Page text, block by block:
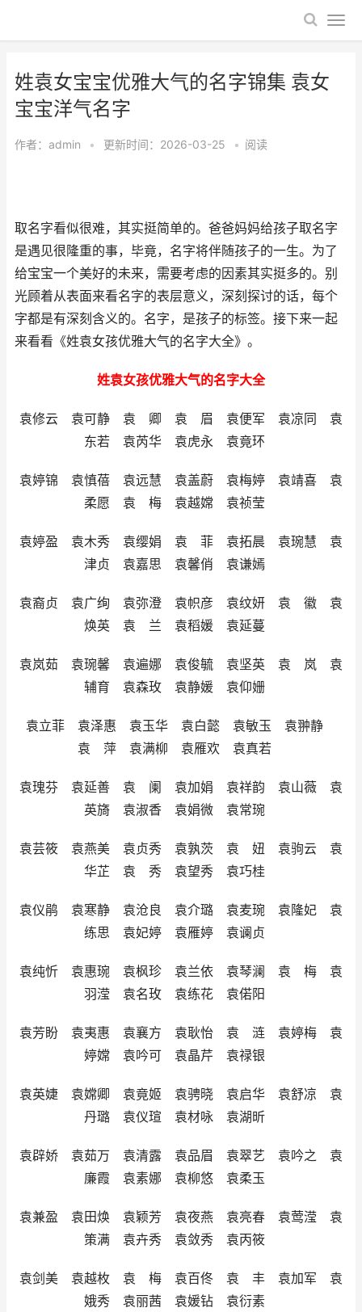
姓袁女宝宝优雅大气的名字锦集 袁女
宝宝洋气名字
作者： admin • 更新时间：2026-03-25 • 阅读
取名字看似很难，其实挺简单的。爸爸妈妈给孩子取名字
是遇见很隆重的事，毕竟，名字将伴随孩子的一生。为了
给宝宝一个美好的未来，需要考虑的因素其实挺多的。别
光顾着从表面来看名字的表层意义，深刻探讨的话，每个
字都是有深刻含义的。名字，是孩子的标签。接下来一起
来看看《姓袁女孩优雅大气的名字大全》。
姓袁女孩优雅大气的名字大全
袁修云 袁可静 袁 卿 袁 眉 袁便军 袁凉同 袁
东若 袁芮华 袁虎永 袁竟环
袁婷锦 袁慎蓓 袁远慧 袁盖蔚 袁梅婷 袁靖喜 袁
柔愿 袁 梅 袁越嫦 袁祯莹
袁婷盈 袁木秀 袁缨娟 袁 菲 袁拓晨 袁琬慧 袁
津贞 袁嘉思 袁馨俏 袁谦嫣
袁裔贞 袁广绚 袁弥澄 袁帜彦 袁纹妍 袁 徽 袁
焕英 袁 兰 袁稻媛 袁延蔓
袁岚茹 袁琬馨 袁遍娜 袁俊毓 袁坚英 袁 岚 袁
辅育 袁森玫 袁静媛 袁仰姗
袁立菲 袁泽惠 袁玉华 袁白懿 袁敏玉 袁翀静
袁 萍 袁满柳 袁雁欢 袁真若
袁瑰芬 袁延善 袁 阑 袁加娟 袁祥韵 袁山薇 袁
英旖 袁淑香 袁娟微 袁常琬
袁芸筱 袁燕美 袁贞秀 袁孰茨 袁 妞 袁驹云 袁
华芷 袁 秀 袁望秀 袁巧桂
袁仪鹃 袁寒静 袁沧良 袁介璐 袁麦琬 袁隆妃 袁
练思 袁妃婷 袁雁婷 袁谰贞
袁纯忻 袁惠琬 袁枫珍 袁兰依 袁琴澜 袁 梅 袁
羽滢 袁名玫 袁练花 袁偌阳
袁芳盼 袁夷惠 袁襄方 袁耿怡 袁 涟 袁婷梅 袁
婷嫦 袁吟可 袁晶芹 袁禄银
袁英婕 袁嫦卿 袁竟姬 袁骋晓 袁启华 袁舒凉 袁
丹璐 袁仪瑄 袁材咏 袁湖昕
袁辟娇 袁茹万 袁清露 袁品眉 袁翠艺 袁吟之 袁
廉霞 袁素娜 袁柳悠 袁柔玉
袁兼盈 袁田焕 袁颖芳 袁夜燕 袁亮春 袁莺滢 袁
策满 袁卉秀 袁敛秀 袁丙筱
袁剑美 袁越枚 袁 梅 袁百佟 袁 丰 袁加军 袁
娥秀 袁丽茜 袁媛钻 袁衍素